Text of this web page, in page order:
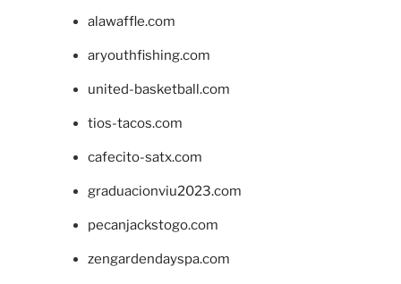
alawaffle.com
aryouthfishing.com
united-basketball.com
tios-tacos.com
cafecito-satx.com
graduacionviu2023.com
pecanjackstogo.com
zengardendayspa.com